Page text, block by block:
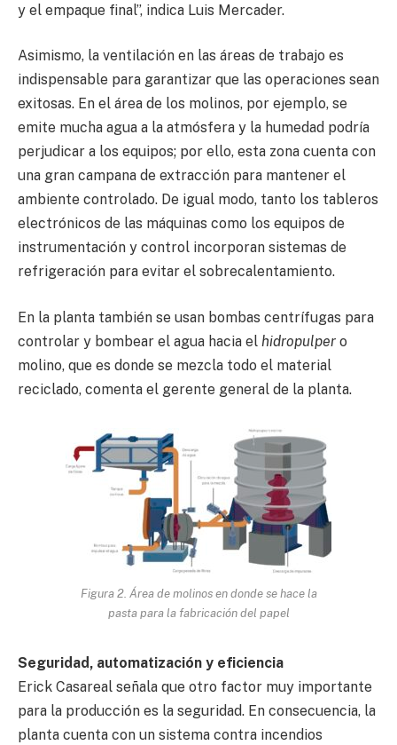
y el empaque final”, indica Luis Mercader.
Asimismo, la ventilación en las áreas de trabajo es
indispensable para garantizar que las operaciones sean
exitosas. En el área de los molinos, por ejemplo, se
emite mucha agua a la atmósfera y la humedad podría
perjudicar a los equipos; por ello, esta zona cuenta con
una gran campana de extracción para mantener el
ambiente controlado. De igual modo, tanto los tableros
electrónicos de las máquinas como los equipos de
instrumentación y control incorporan sistemas de
refrigeración para evitar el sobrecalentamiento.
En la planta también se usan bombas centrífugas para
controlar y bombear el agua hacia el hidropulper o
molino, que es donde se mezcla todo el material
reciclado, comenta el gerente general de la planta.
Figura 2. Área de molinos en donde se hace la
pasta para la fabricación del papel
Seguridad, automatización y eficiencia
Erick Casareal señala que otro factor muy importante
para la producción es la seguridad. En consecuencia, la
planta cuenta con un sistema contra incendios